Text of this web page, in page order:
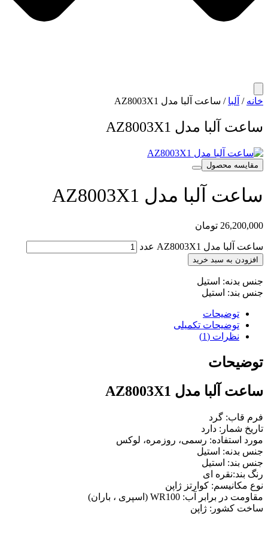
خانه / آلبا / ساعت آلبا مدل AZ8003X1
ساعت آلبا مدل AZ8003X1
مقایسه محصول
ساعت آلبا مدل AZ8003X1
26,200,000 تومان
ساعت آلبا مدل AZ8003X1 عدد
افزودن به سبد خرید
جنس بدنه: استیل
جنس بند: استیل
توضیحات
توضیحات تکمیلی
نظرات (1)
توضیحات
ساعت آلبا مدل AZ8003X1
فرم قاب: گرد
تاریخ شمار: دارد
مورد استفاده: رسمی، روزمره، لوکس
جنس بدنه: استیل
جنس بند: استیل
رنگ بند:نقره ای
نوع مکانیسم: کوارتز ژاپن
مقاومت در برابر آب: WR100 (اسپری ، باران)
ساخت کشور: ژاپن